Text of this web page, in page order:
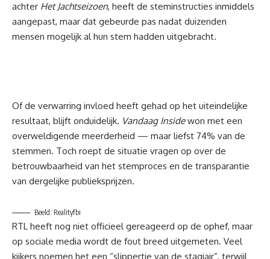
achter Het Jachtseizoen, heeft de steminstructies inmiddels
aangepast, maar dat gebeurde pas nadat duizenden
mensen mogelijk al hun stem hadden uitgebracht.
Of de verwarring invloed heeft gehad op het uiteindelijke
resultaat, blijft onduidelijk. Vandaag Insidewon met een
overweldigende meerderheid — maar liefst 74% van de
stemmen. Toch roept de situatie vragen op over de
betrouwbaarheid van het stemproces en de transparantie
van dergelijke publieksprijzen.
Beeld: Realityfbi
RTL heeft nog niet officieel gereageerd op de ophef, maar
op sociale media wordt de fout breed uitgemeten. Veel
kijkers noemen het een “slippertje van de stagiair”, terwijl